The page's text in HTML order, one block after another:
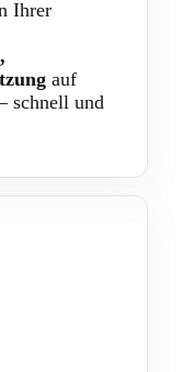
Ihrer
auf
schnell und